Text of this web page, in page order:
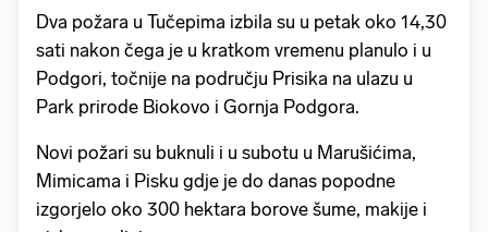
​Dva požara u Tučepima izbila su u petak oko 14,30
sati nakon čega je u kratkom vremenu planulo i u
Podgori, točnije na području Prisika na ulazu u
Park prirode Biokovo i Gornja Podgora.
Novi požari su buknuli i u subotu u Marušićima,
Mimicama i Pisku gdje je do danas popodne
izgorjelo oko 300 hektara borove šume, makije i